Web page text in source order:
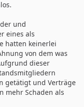
und
eines als
hatten keinerlei
von dem was
dieser
getätigt und Verträge
mehr Schaden als